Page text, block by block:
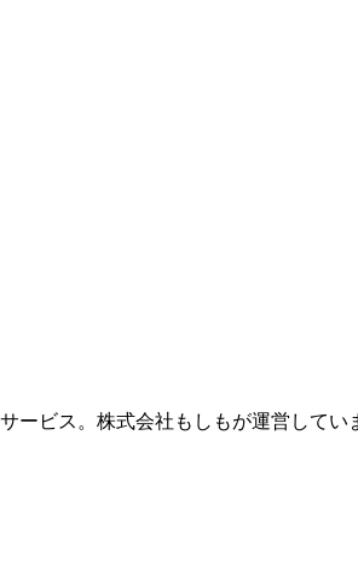
ービス。株式会社もしもが運営してい